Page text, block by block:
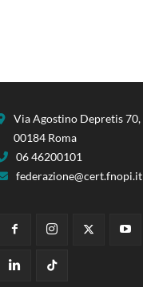
Via Agostino Depretis 70,
00184 Roma
06 46200101
federazione@cert.fnopi.it